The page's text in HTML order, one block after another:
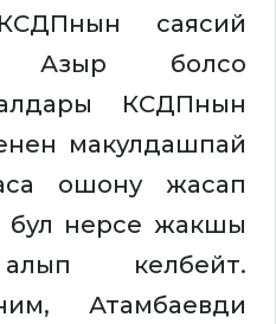
саясий
Азыр болсо
КСДПнын
макулдашпай
ошону жасап
нерсе жакшы
келбейт.
Атамбаевди